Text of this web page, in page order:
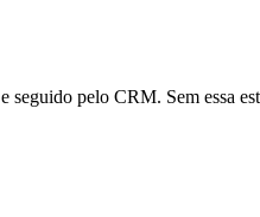
pelo CRM. Sem essa